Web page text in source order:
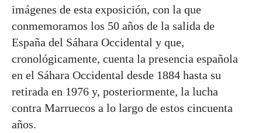
imágenes de esta exposición, con la que
conmemoramos los 50 años de la salida de
España del Sáhara Occidental y que,
cronológicamente, cuenta la presencia española
en el Sáhara Occidental desde 1884 hasta su
retirada en 1976 y, posteriormente, la lucha
contra Marruecos a lo largo de estos cincuenta
años.